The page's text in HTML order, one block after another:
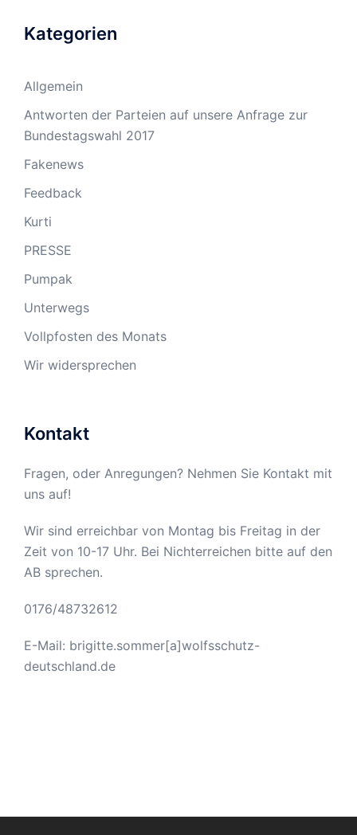
Kategorien
Allgemein
Antworten der Parteien auf unsere Anfrage zur
Bundestagswahl 2017
Fakenews
Feedback
Kurti
PRESSE
Pumpak
Unterwegs
Vollpfosten des Monats
Wir widersprechen
Kontakt
Fragen, oder Anregungen? Nehmen Sie Kontakt mit
uns auf!
Wir sind erreichbar von Montag bis Freitag in der
Zeit von 10-17 Uhr. Bei Nichterreichen bitte auf den
AB sprechen.
0176/48732612
E-Mail: brigitte.sommer[a]wolfsschutz-
deutschland.de